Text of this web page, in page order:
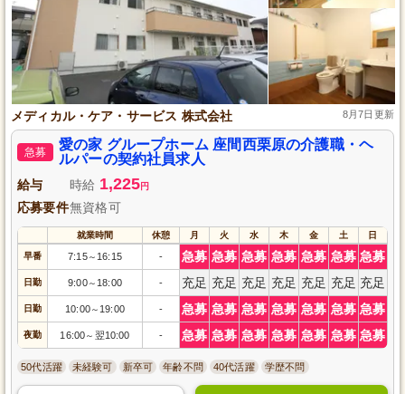
メディカル・ケア・サービス 株式会社 8月7日更新
急募
愛の家 グループホーム 座間西栗原の介護職・ヘ
ルパーの契約社員求人
給与 時給 1,225円
応募要件無資格可
就業時間 休憩 月 火 水 木 金 土 日
早番 7:15～ 16:15 - 急募 急募 急募 急募 急募 急募 急募
日勤 9:00～ 18:00 - 充足 充足 充足 充足 充足 充足 充足
日勤 10:00～ 19:00 - 急募 急募 急募 急募 急募 急募 急募
夜勤 16:00～ 翌10:00 - 急募 急募 急募 急募 急募 急募 急募
50代活躍 未経験可 新卒可 年齢不問 40代活躍 学歴不問